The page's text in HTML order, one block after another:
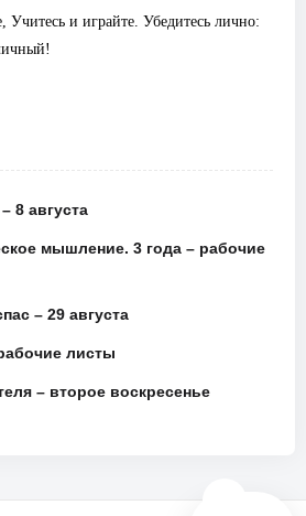
Учитесь и играйте. Убедитесь лично:
8 августа
мышление. 3 года – рабочие
– 29 августа
листы
– второе воскресенье